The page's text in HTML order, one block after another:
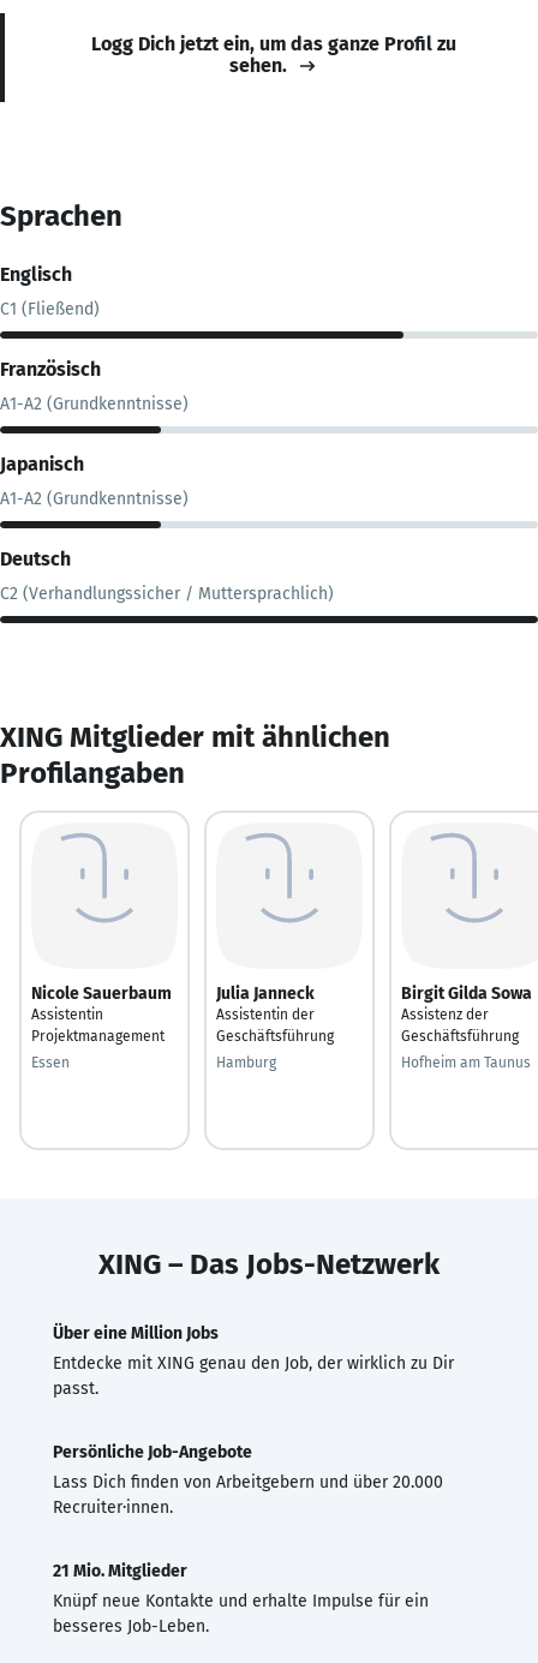
Logg Dich jetzt ein, um das ganze Profil zu
sehen.
Sprachen
Englisch
C1 (Fließend)
Französisch
A1-A2 (Grundkenntnisse)
Japanisch
A1-A2 (Grundkenntnisse)
Deutsch
C2 (Verhandlungssicher / Muttersprachlich)
XING Mitglieder mit ähnlichen
Profilangaben
Nicole Sauerbaum
Assistentin
Projektmanagement
Essen
Julia Janneck
Assistentin der
Geschäftsführung
Hamburg
Birgit Gilda Sowa
Assistenz der
Geschäftsführung
Hofheim am Taunus
XING – Das Jobs-Netzwerk
Über eine Million Jobs
Entdecke mit XING genau den Job, der wirklich zu Dir
passt.
Persönliche Job-Angebote
Lass Dich finden von Arbeitgebern und über 20.000
Recruiter·innen.
21 Mio. Mitglieder
Knüpf neue Kontakte und erhalte Impulse für ein
besseres Job-Leben.